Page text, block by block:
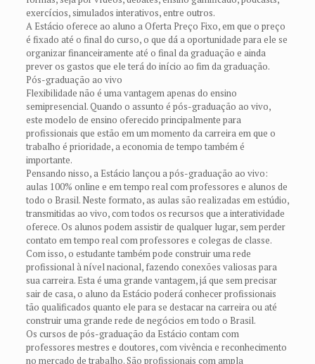
exercícios, simulados interativos, entre outros.
A Estácio oferece ao aluno a Oferta Preço Fixo, em que o preço
é fixado até o final do curso, o que dá a oportunidade para ele se
organizar financeiramente até o final da graduação e ainda
prever os gastos que ele terá do início ao fim da graduação.
Pós-graduação ao vivo
Flexibilidade não é uma vantagem apenas do ensino
semipresencial. Quando o assunto é pós-graduação ao vivo,
este modelo de ensino oferecido principalmente para
profissionais que estão em um momento da carreira em que o
trabalho é prioridade, a economia de tempo também é
importante.
Pensando nisso, a Estácio lançou a pós-graduação ao vivo:
aulas 100% online e em tempo real com professores e alunos de
todo o Brasil. Neste formato, as aulas são realizadas em estúdio,
transmitidas ao vivo, com todos os recursos que a interatividade
oferece. Os alunos podem assistir de qualquer lugar, sem perder
contato em tempo real com professores e colegas de classe.
Com isso, o estudante também pode construir uma rede
profissional à nível nacional, fazendo conexões valiosas para
sua carreira. Esta é uma grande vantagem, já que sem precisar
sair de casa, o aluno da Estácio poderá conhecer profissionais
tão qualificados quanto ele para se destacar na carreira ou até
construir uma grande rede de negócios em todo o Brasil.
Os cursos de pós-graduação da Estácio contam com
professores mestres e doutores, com vivência e reconhecimento
no mercado de trabalho. São profissionais com ampla